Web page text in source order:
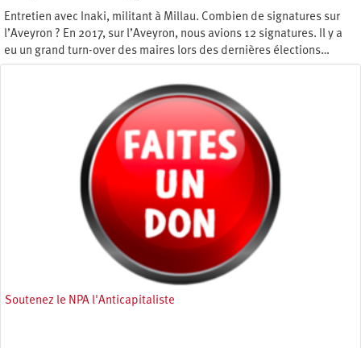
Entretien avec Inaki, militant à Millau. Combien de signatures sur
l’Aveyron ? En 2017, sur l’Aveyron, nous avions 12 signatures. Il y a
eu un grand turn-over des maires lors des dernières élections…
Soutenez le NPA l'Anticapitaliste